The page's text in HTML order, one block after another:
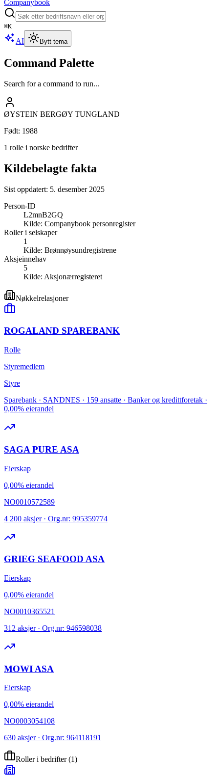
Companybook
⌘K
AI Bytt tema
Command Palette
Search for a command to run...
ØYSTEIN BERGØY TUNGLAND
Født: 1988
1 rolle i norske bedrifter
Kildebelagte fakta
Sist oppdatert: 5. desember 2025
Person-ID
L2mnB2GQ
Kilde: Companybook personregister
Roller i selskaper
1
Kilde: Brønnøysundregistrene
Aksjeinnehav
5
Kilde: Aksjonærregisteret
Nøkkelrelasjoner
ROGALAND SPAREBANK
Rolle
Styremedlem
Styre
Sparebank · SANDNES · 159 ansatte · Banker og kredittforetak ·
0,00% eierandel
SAGA PURE ASA
Eierskap
0,00% eierandel
NO0010572589
4 200 aksjer · Org.nr: 995359774
GRIEG SEAFOOD ASA
Eierskap
0,00% eierandel
NO0010365521
312 aksjer · Org.nr: 946598038
MOWI ASA
Eierskap
0,00% eierandel
NO0003054108
630 aksjer · Org.nr: 964118191
Roller i bedrifter(1)